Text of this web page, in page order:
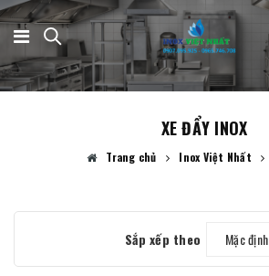
XE ĐẨY INOX
Trang chủ Inox Việt Nhất
Sắp xếp theo Mặc định